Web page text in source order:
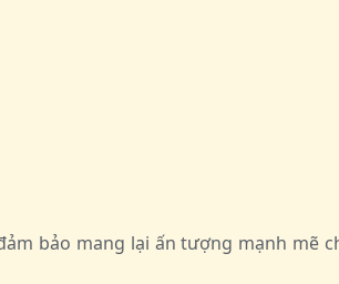
bảo mang lại ấn tượng mạnh mẽ